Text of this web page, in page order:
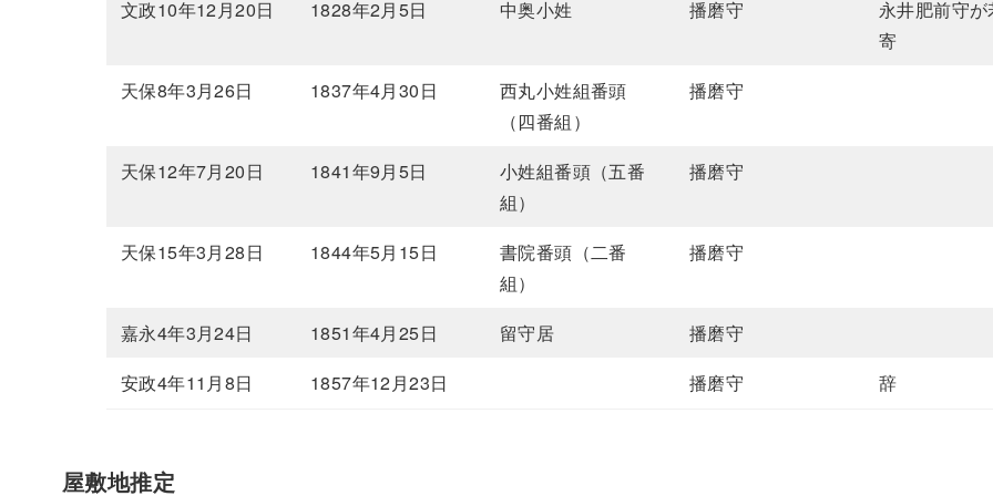
文政10年12月20日 1828年2月5日 中奥小姓 播磨守
永井肥前守
寄
天保8年3月26日
1837年4月30日
西丸小姓組番頭
（四番組）
播磨守
天保12年7月20日 1841年9月5日
小姓組番頭（五番
組）
播磨守
天保15年3月28日 1844年5月15日
書院番頭（二番
組）
播磨守
嘉永4年3月24日 1851年4月25日 留守居
播磨守
安政4年11月8日
1857年12月23日 播磨守 辞
屋敷地推定